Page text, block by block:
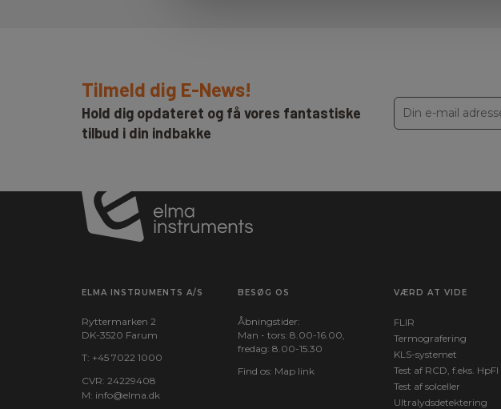
Tilmeld dig E-News!
Hold dig opdateret og få vores fantastiske
tilbud i din indbakke
ELMA INSTRUMENTS A/S
Ryttermarken 2
DK-3520 Farum
T: +45 7022 1000
CVR: 24229408
M: info@elma.dk
BESØG OS
Åbningstider:
Man - tors: 8.00-16.00,
fredag: 8.00-15.30
Find os: Map link
VÆRD AT VIDE
FLIR
Termografering
KLS-systemet
Test af RCD, f.eks. HpFI
Test af solceller
Ultralydsdetektering